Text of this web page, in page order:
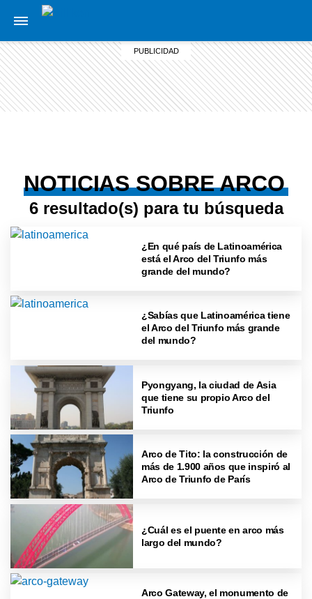
NOTICIAS SOBRE ARCO
6 resultado(s) para tu búsqueda
¿En qué país de Latinoamérica
está el Arco del Triunfo más
grande del mundo?
¿Sabías que Latinoamérica tiene
el Arco del Triunfo más grande
del mundo?
Pyongyang, la ciudad de Asia
que tiene su propio Arco del
Triunfo
Arco de Tito: la construcción de
más de 1.900 años que inspiró al
Arco de Triunfo de París
¿Cuál es el puente en arco más
largo del mundo?
Arco Gateway, el monumento de